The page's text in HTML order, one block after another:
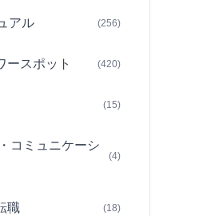
アル (256)
ースポット (420)
(15)
コミュニケーシ
(4)
職 (18)